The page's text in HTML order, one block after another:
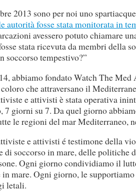
2013 sono per noi uno
autorità fosse stata monitorata in
avessero potuto chiamare
stata ricevuta da membri della
soccorso tempestivo?”
abbiamo fondato Watch The
che attraversano il
e attivisti è stata operativa
giorni su 7. Da quel giorno
le regioni del mar Mediterraneo,
e attivisti é testimone della
soccorso in mare, delle politiche
Ogni giorno condividiamo il
in mare. Ogni giorno, le
letali.